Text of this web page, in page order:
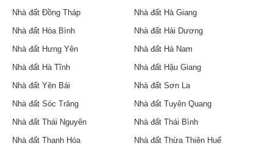
Nhà đất Đồng Tháp
Nhà đất Hà Giang
Nhà đất Hòa Bình
Nhà đất Hải Dương
Nhà đất Hưng Yên
Nhà đất Hà Nam
Nhà đất Hà Tĩnh
Nhà đất Hậu Giang
Nhà đất Yên Bái
Nhà đất Sơn La
Nhà đất Sóc Trăng
Nhà đất Tuyên Quang
Nhà đất Thái Nguyên
Nhà đất Thái Bình
Nhà đất Thanh Hóa
Nhà đất Thừa Thiên Huế